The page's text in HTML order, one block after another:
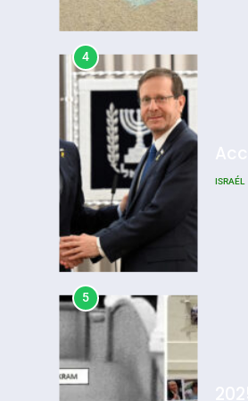
4
ISRAÉL
5